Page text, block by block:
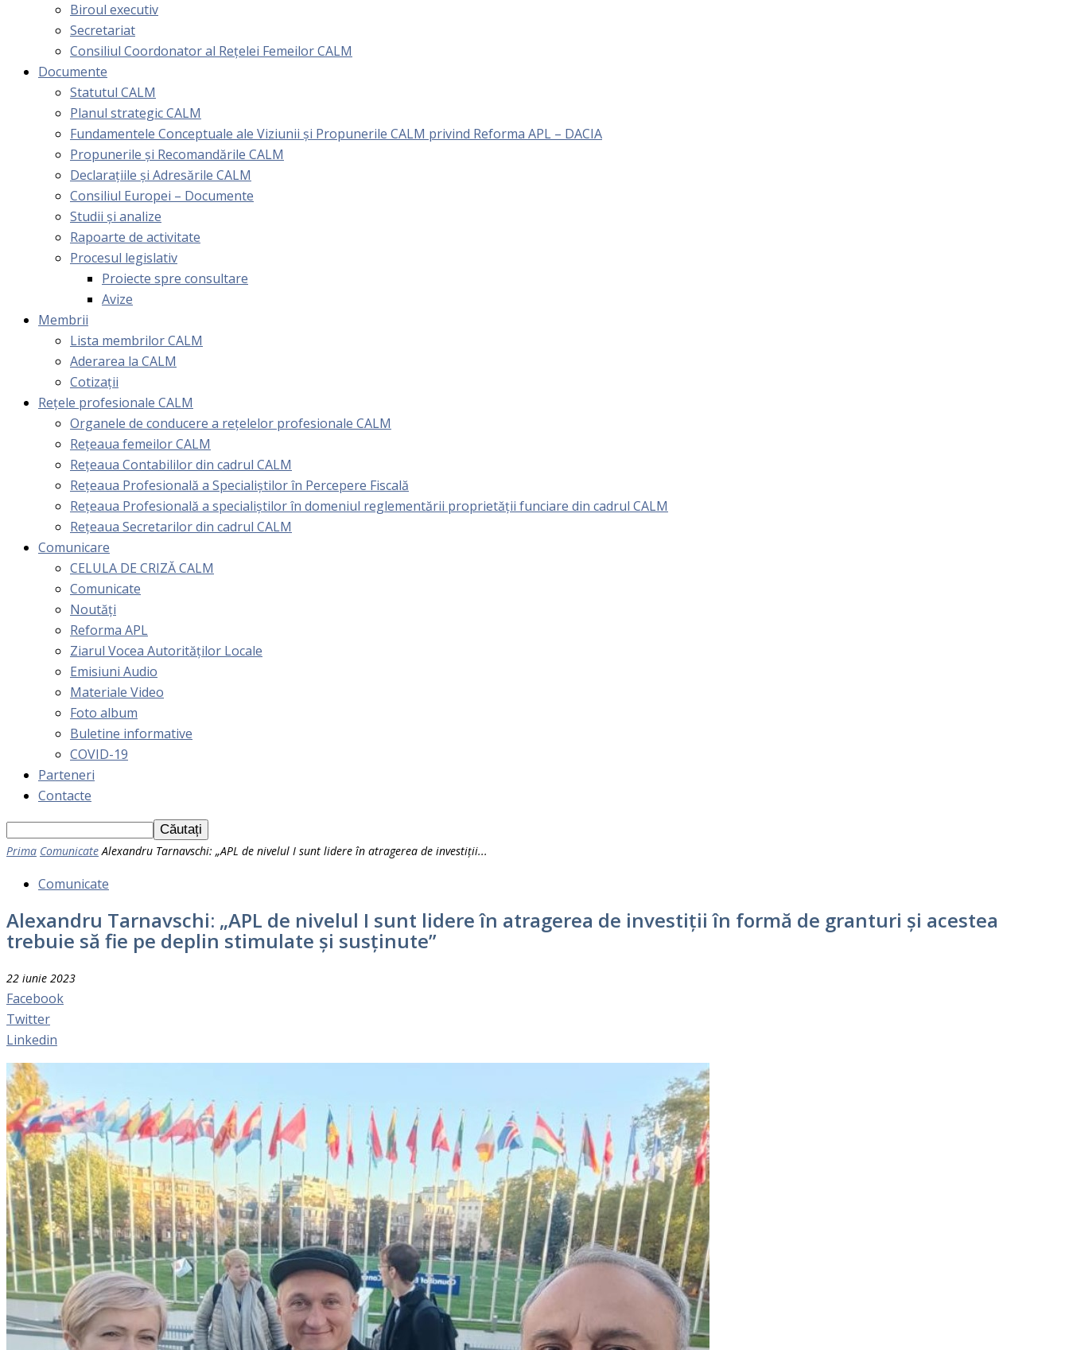
Biroul executiv
Secretariat
Consiliul Coordonator al Rețelei Femeilor CALM
Documente
Statutul CALM
Planul strategic CALM
Fundamentele Conceptuale ale Viziunii și Propunerile CALM privind Reforma APL – DACIA
Propunerile și Recomandările CALM
Declarațiile și Adresările CALM
Consiliul Europei – Documente
Studii și analize
Rapoarte de activitate
Procesul legislativ
Proiecte spre consultare
Avize
Membrii
Lista membrilor CALM
Aderarea la CALM
Cotizaţii
Rețele profesionale CALM
Organele de conducere a rețelelor profesionale CALM
Rețeaua femeilor CALM
Rețeaua Contabililor din cadrul CALM
Rețeaua Profesională a Specialiștilor în Percepere Fiscală
Reţeaua Profesională a specialiştilor în domeniul reglementării proprietăţii funciare din cadrul CALM
Rețeaua Secretarilor din cadrul CALM
Comunicare
CELULA DE CRIZĂ CALM
Comunicate
Noutăți
Reforma APL
Ziarul Vocea Autorităților Locale
Emisiuni Audio
Materiale Video
Foto album
Buletine informative
COVID-19
Parteneri
Contacte
Prima Comunicate Alexandru Tarnavschi: „APL de nivelul I sunt lidere în atragerea de investiții...
Comunicate
Alexandru Tarnavschi: „APL de nivelul I sunt lidere în atragerea de investiții în formă de granturi și acestea
trebuie să fie pe deplin stimulate și susținute”
22 iunie 2023
Facebook
Twitter
Linkedin